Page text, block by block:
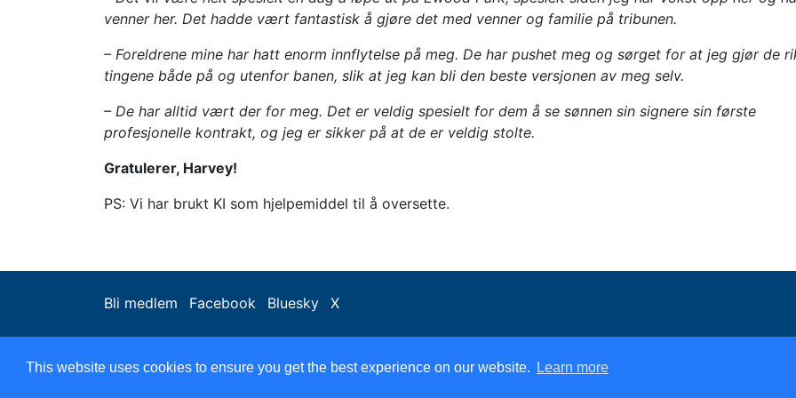
This website uses cookies to ensure you get the best experience on our website. Learn more
venner her. Det hadde vært fantastisk å gjøre det med venner og familie på tribunen.
– Foreldrene mine har hatt enorm innflytelse på meg. De har pushet meg og sørget for at jeg gjør de
tingene både på og utenfor banen, slik at jeg kan bli den beste versjonen av meg selv.
– De har alltid vært der for meg. Det er veldig spesielt for dem å se sønnen sin signere sin første
profesjonelle kontrakt, og jeg er sikker på at de er veldig stolte.
Gratulerer, Harvey!
PS: Vi har brukt KI som hjelpemiddel til å oversette.
Bli medlem Facebook Bluesky X